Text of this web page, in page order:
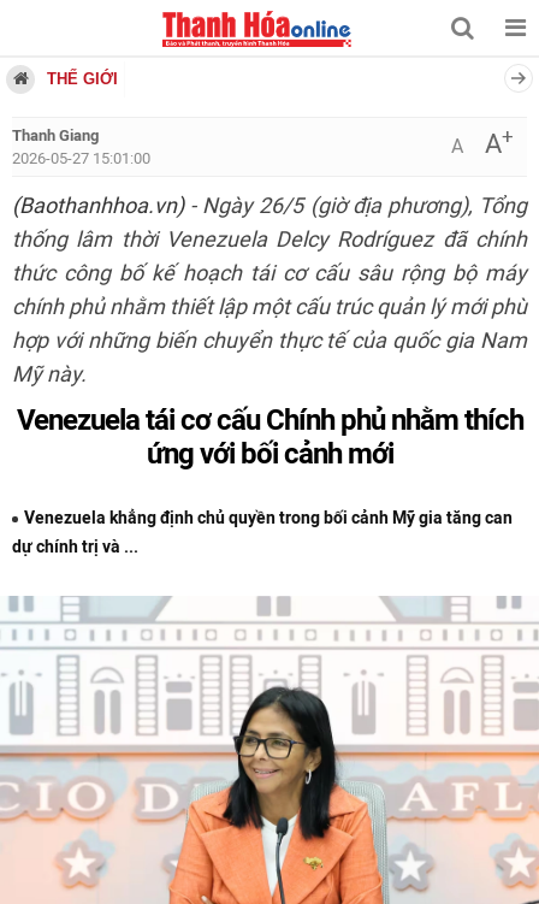
THẾ GIỚI
Thanh Giang
2026-05-27 15:01:00
A A+
(Baothanhhoa.vn)- Ngày 26/5 (giờ địa phương), Tổng
thống lâm thời Venezuela Delcy Rodríguez đã chính
thức công bố kế hoạch tái cơ cấu sâu rộng bộ máy
chính phủ nhằm thiết lập một cấu trúc quản lý mới phù
hợp với những biến chuyển thực tế của quốc gia Nam
Mỹ này.
Venezuela tái cơ cấu Chính phủ nhằm thích
ứng với bối cảnh mới
Venezuela khẳng định chủ quyền trong bối cảnh Mỹ gia tăng can
dự chính trị và ...